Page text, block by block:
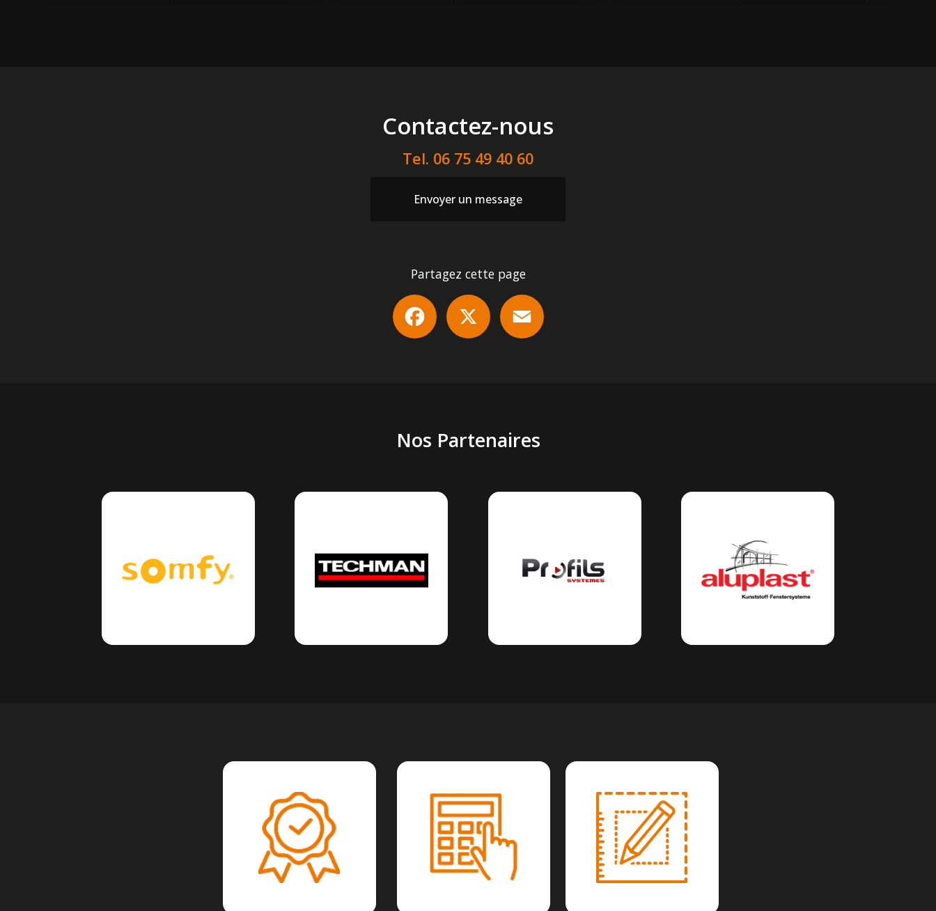
Contactez-nous
Tel. 06 75 49 40 60
Envoyer un message
Partagez cette page
Facebook
Nos Partenaires